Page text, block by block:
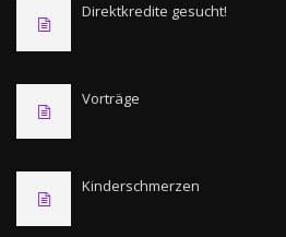
Direktkredite gesucht!
Vorträge
Kinderschmerzen